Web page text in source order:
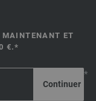
ET
€.*
*